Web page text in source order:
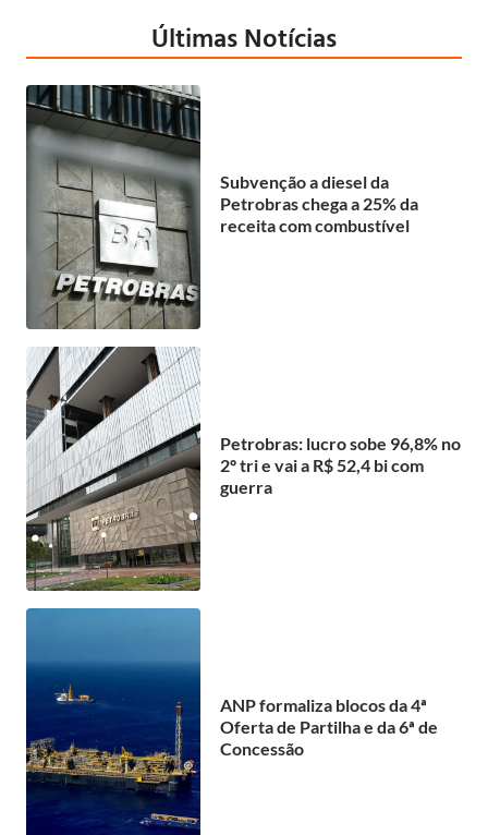
Últimas Notícias
Subvenção a diesel da
Petrobras chega a 25% da
receita com combustível
Petrobras: lucro sobe 96,8% no
2º tri e vai a R$ 52,4 bi com
guerra
ANP formaliza blocos da 4ª
Oferta de Partilha e da 6ª de
Concessão